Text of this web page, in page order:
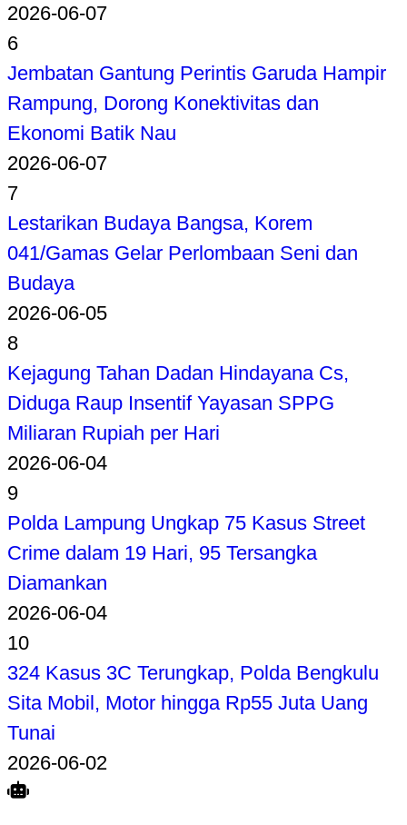
2026-06-07
6
Jembatan Gantung Perintis Garuda Hampir
Rampung, Dorong Konektivitas dan
Ekonomi Batik Nau
2026-06-07
7
Lestarikan Budaya Bangsa, Korem
041/Gamas Gelar Perlombaan Seni dan
Budaya
2026-06-05
8
Kejagung Tahan Dadan Hindayana Cs,
Diduga Raup Insentif Yayasan SPPG
Miliaran Rupiah per Hari
2026-06-04
9
Polda Lampung Ungkap 75 Kasus Street
Crime dalam 19 Hari, 95 Tersangka
Diamankan
2026-06-04
10
324 Kasus 3C Terungkap, Polda Bengkulu
Sita Mobil, Motor hingga Rp55 Juta Uang
Tunai
2026-06-02